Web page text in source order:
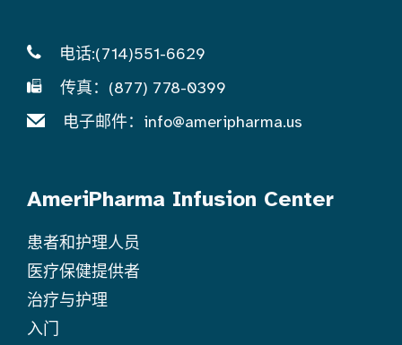
电话:(714)551-6629
传真：(877) 778-0399
电子邮件： info@ameripharma.us
AmeriPharma Infusion Center
患者和护理人员
医疗保健提供者
治疗与护理
入门